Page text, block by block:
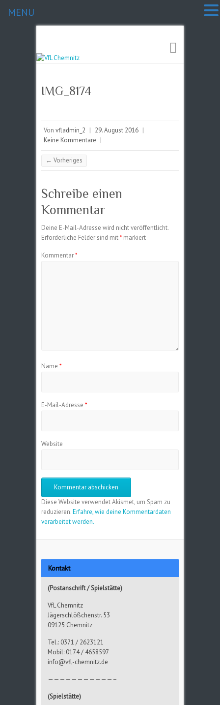
IMG_8174
Von vfladmin_2 | 29. August 2016 |
Keine Kommentare |
← Vorheriges
Schreibe einen
Kommentar
Deine E-Mail-Adresse wird nicht veröffentlicht.
Erforderliche Felder sind mit* markiert
Kommentar*
Name *
E-Mail-Adresse *
Website
Diese Website verwendet Akismet, um Spam zu
reduzieren.Erfahre, wie deine Kommentardaten
verarbeitet werden.
Kontakt
(Postanschrift / Spielstätte)
VfL Chemnitz
Jägerschlößchenstr. 53
09125 Chemnitz
Tel.: 0371 / 2623121
Mobil: 0174 / 4658597
info@vfl-chemnitz.de
———————————–
(Spielstätte)
MENU